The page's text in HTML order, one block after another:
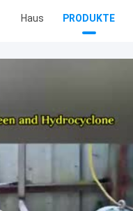
Haus PRODUKTE